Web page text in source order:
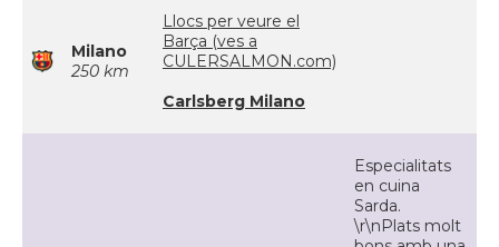
Milano
250 km
Llocs per veure el
Barça (ves a
CULERSALMON.com)
Carlsberg Milano
Especialitats
en cuina
Sarda.
\r\nPlats molt